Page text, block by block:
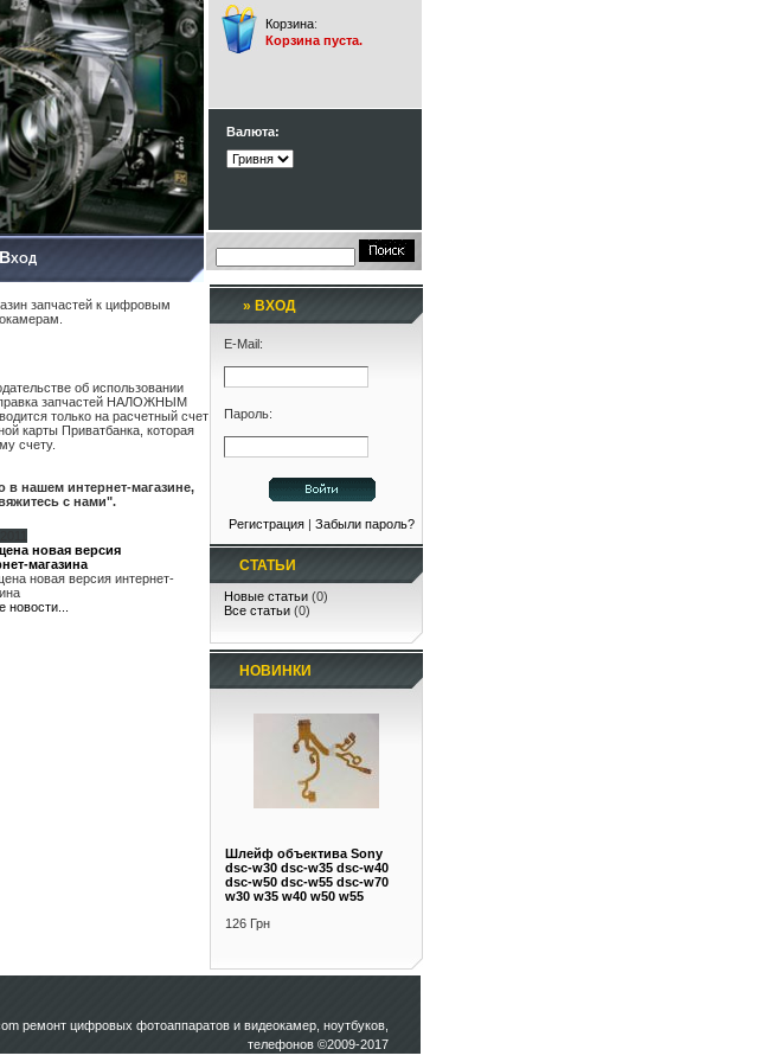
Вход
Корзина:
Корзина пуста.
Валюта:
запчастей к цифровым
об использовании
запчастей НАЛОЖНЫМ
только на расчетный счет
карты Приватбанка, которая
счету.
нашем интернет-магазине,
с нами".
новая версия
магазина
новая версия интернет-
новости...
» ВХОД
E-Mail:
Пароль:
Регистрация | Забыли пароль?
СТАТЬИ
Новые статьи(0)
Все статьи(0)
НОВИНКИ
Шлейф объектива Sony
dsc-w30 dsc-w35 dsc-w40
dsc-w50 dsc-w55 dsc-w70
w30 w35 w40 w50 w55
126 Грн
ремонт цифровых фотоаппаратов и видеокамер, ноутбуков,
телефонов ©2009-2017